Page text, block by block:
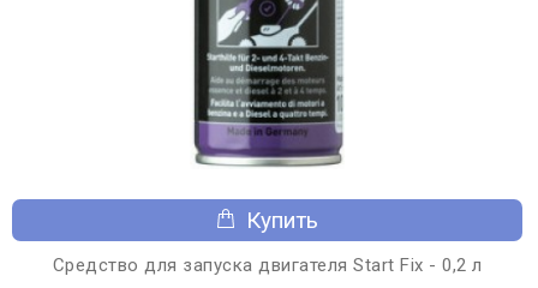
Купить
Средство для запуска двигателя Start Fix - 0,2 л